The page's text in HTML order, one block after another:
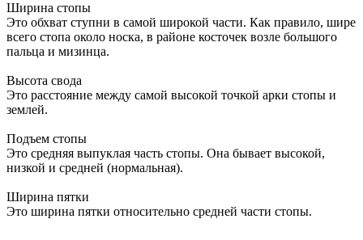
Ширина стопы
Это обхват ступни в самой широкой части. Как правило, шире
всего стопа около носка, в районе косточек возле большого
пальца и мизинца.
Высота свода
Это расстояние между самой высокой точкой арки стопы и
землей.
Подъем стопы
Это средняя выпуклая часть стопы. Она бывает высокой,
низкой и средней (нормальная).
Ширина пятки
Это ширина пятки относительно средней части стопы.